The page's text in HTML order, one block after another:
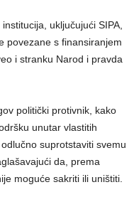
uključujući SIPA,
povezane s finansiranjem
i stranku Narod i pravda
politički protivnik, kako
unutar vlastitih
suprotstaviti svemu
da, prema
moguće sakriti ili uništiti.